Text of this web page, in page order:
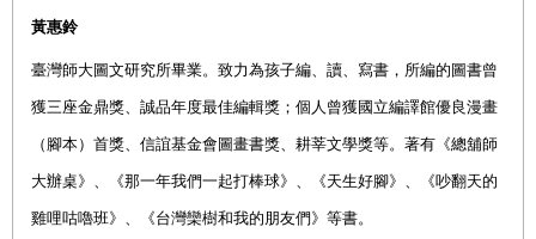
黃惠鈴
臺灣師大圖文研究所畢業。致力為孩子編、讀、寫書，所編的圖書曾
獲三座金鼎獎、誠品年度最佳編輯獎；個人曾獲國立編譯館優良漫畫
（腳本）首獎、信誼基金會圖畫書獎、耕莘文學獎等。著有《總舖師
大辦桌》、《那一年我們一起打棒球》、《天生好腳》、《吵翻天的
雞哩咕嚕班》、《台灣欒樹和我的朋友們》等書。